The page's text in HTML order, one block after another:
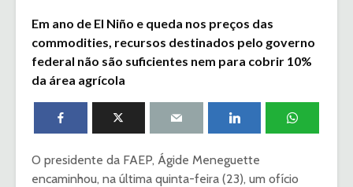
Em ano de El Niño e queda nos preços das
commodities, recursos destinados pelo governo
federal não são suficientes nem para cobrir 10%
da área agrícola
O presidente da FAEP, Ágide Meneguette
encaminhou, na última quinta-feira (23), um ofício